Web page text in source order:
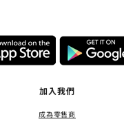
加入我們
成為零售商